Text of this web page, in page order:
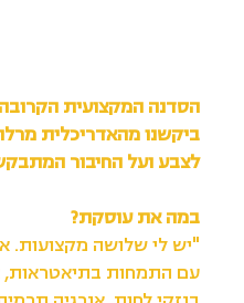
הסדנה המקצועית הקרובה
ביקשנו מהאדריכלית
לצבע ועל החיבור
במה את עוסקת?
"יש לי שלושה מקצועות.
עם התמחות בתיאטראות,